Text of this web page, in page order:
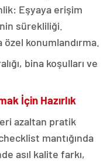
Eşyaya erişim
sürekliliği.
konumlandırma.
bina koşulları ve
İçin Hazırlık
azaltan pratik
mantığında
asıl kalite farkı,